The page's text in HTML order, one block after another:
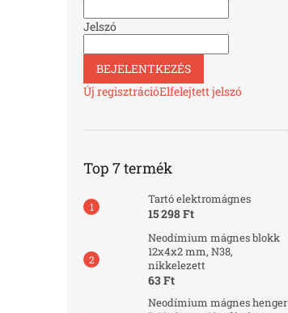
Jelszó
BEJELENTKEZÉS
Új regisztrációElfelejtett jelszó
Top 7 termék
Tartó elektromágnes
15 298 Ft
Neodímium mágnes blokk
12x4x2 mm, N38,
nikkelezett
63 Ft
Neodímium mágnes henger